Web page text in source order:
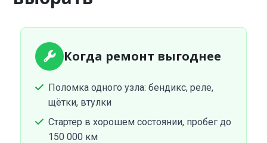
Когда ремонт выгоднее
Поломка одного узла: бендикс, реле,
щётки, втулки
Стартер в хорошем состоянии, пробег до
150 000 км